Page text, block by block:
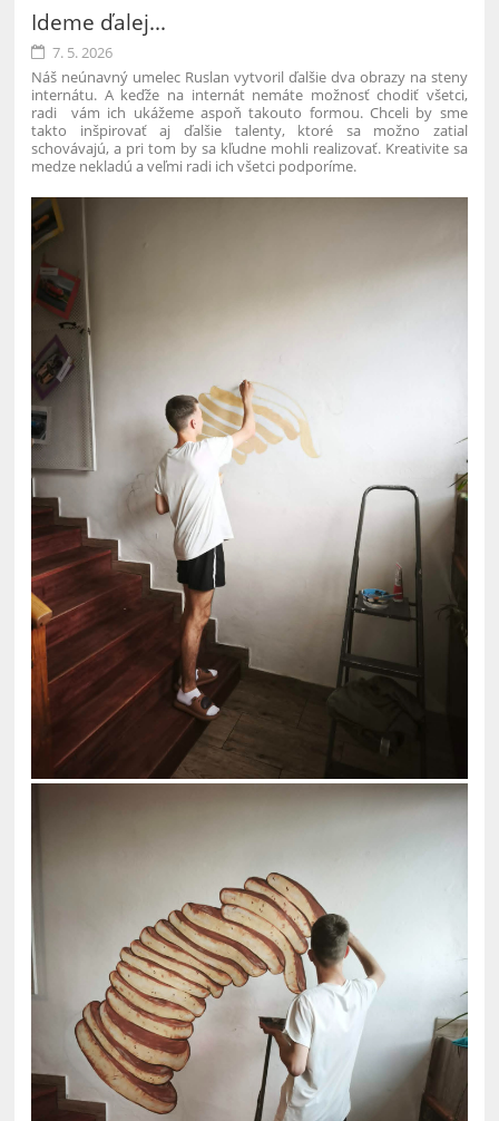
Ideme ďalej...
7. 5. 2026
Náš neúnavný umelec Ruslan vytvoril ďalšie dva obrazy na steny
internátu. A keďže na internát nemáte možnosť chodiť všetci,
radi vám ich ukážeme aspoň takouto formou. Chceli by sme
takto inšpirovať aj ďalšie talenty, ktoré sa možno zatiaľ
schovávajú, a pri tom by sa kľudne mohli realizovať. Kreativite sa
medze nekladú a veľmi radi ich všetci podporíme.